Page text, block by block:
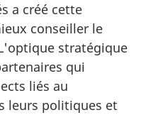
a créé cette
conseiller le
stratégique
qui
liés au
leurs politiques et